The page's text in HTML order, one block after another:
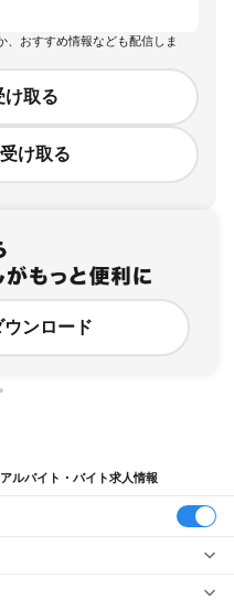
、おすすめ情報なども配信しま
け取る
け取る
ンロード
ルバイト・バイト求人情報